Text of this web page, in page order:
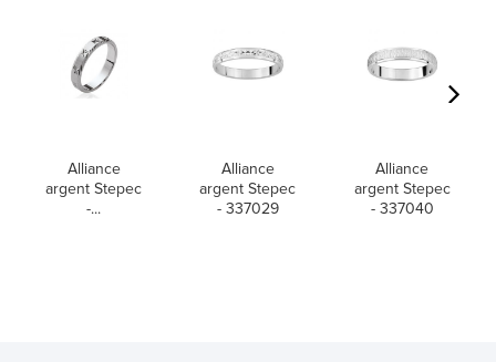
Alliance
argent Stepec
-...
Alliance
argent Stepec
- 337029
Alliance
argent Stepec
- 337040